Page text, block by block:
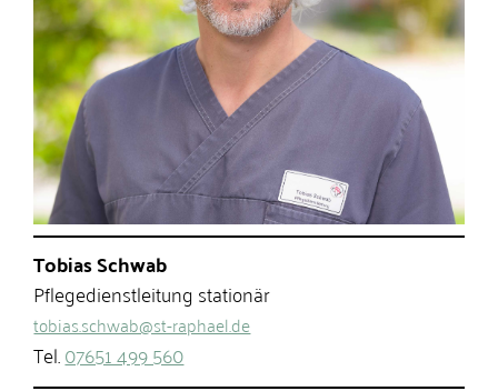
Tobias Schwab
Pflegedienstleitung stationär
tobias.schwab@st-raphael.de
Tel.07651 499 560